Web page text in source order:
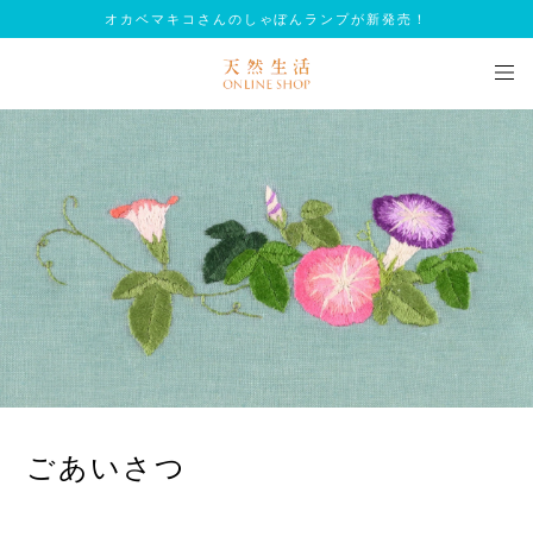
オカベマキコさんのしゃぼんランプが新発売！
ごあいさつ